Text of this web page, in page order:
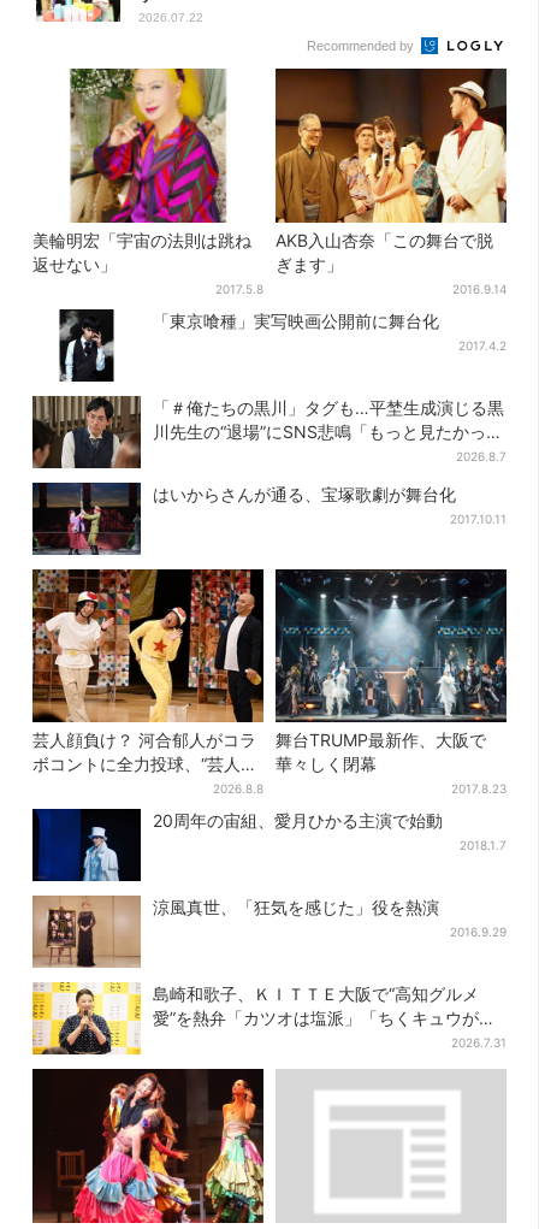
2026.07.22
Recommended by
美輪明宏「宇宙の法則は跳ね
返せない」
2017.5.8
AKB入山杏奈「この舞台で脱
ぎます」
2016.9.14
「東京喰種」実写映画公開前に舞台化
2017.4.2
「＃俺たちの黒川」タグも…平埜生成演じる黒
川先生の“退場”にSNS悲鳴「もっと見たかっ
2026.8.7
はいからさんが通る、宝塚歌劇が舞台化
2017.10.11
芸人顔負け？ 河合郁人がコラ
ボコントに全力投球、“芸人も
恥ずかしくてやらない”ギャグ
にも挑戦
2026.8.8
舞台TRUMP最新作、大阪で
華々しく閉幕
2017.8.23
20周年の宙組、愛月ひかる主演で始動
2018.1.7
涼風真世、「狂気を感じた」役を熱演
2016.9.29
島崎和歌子、ＫＩＴＴＥ大阪で“高知グルメ
愛”を熱弁「カツオは塩派」「ちくキュウがお
2026.7.31